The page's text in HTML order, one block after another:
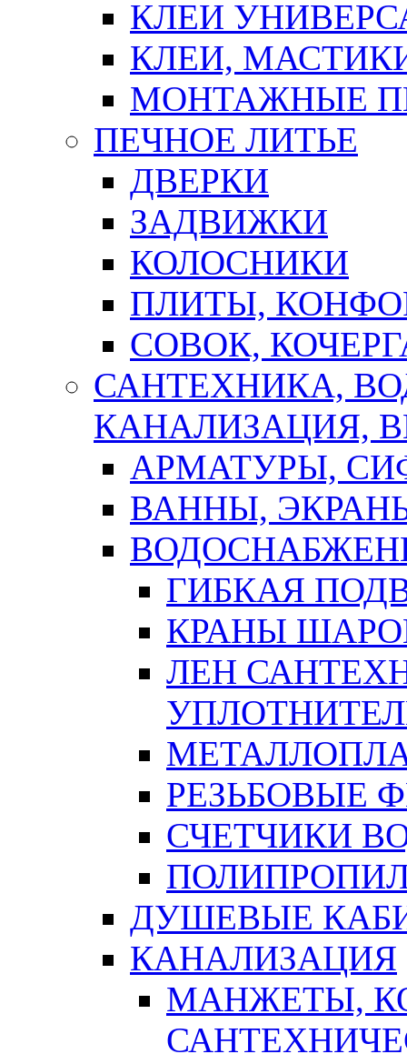
КЛЕИ
КЛЕИ,
МОНТАЖНЫЕ
ПЕЧНОЕ ЛИТЬЕ
ДВЕРКИ
ЗАДВИЖКИ
КОЛОСНИКИ
ПЛИТЫ,
СОВОК,
САНТЕХНИКА,
КАНАЛИЗАЦИЯ,
АРМАТУРЫ,
ВАННЫ,
ГИБКАЯ
КРАНЫ
ЛЕН
РЕЗЬБОВЫЕ
СЧЕТЧИКИ
ДУШЕВЫЕ
КАНАЛИЗАЦИЯ
МАНЖЕТЫ,